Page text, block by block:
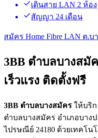
เดินสาย LAN 2 ห้อง
สัญญา 24 เดือน
สมัคร Home Fibre LAN ต.บ
3BB ตำบลบางสมั
เร็วแรง ติดตั้งฟรี
3BB ตำบลบางสมัคร ให้บริ
ตำบลบางสมัคร อำเภอบาง
ไปรษณีย์ 24180 ด้วยเทคโน